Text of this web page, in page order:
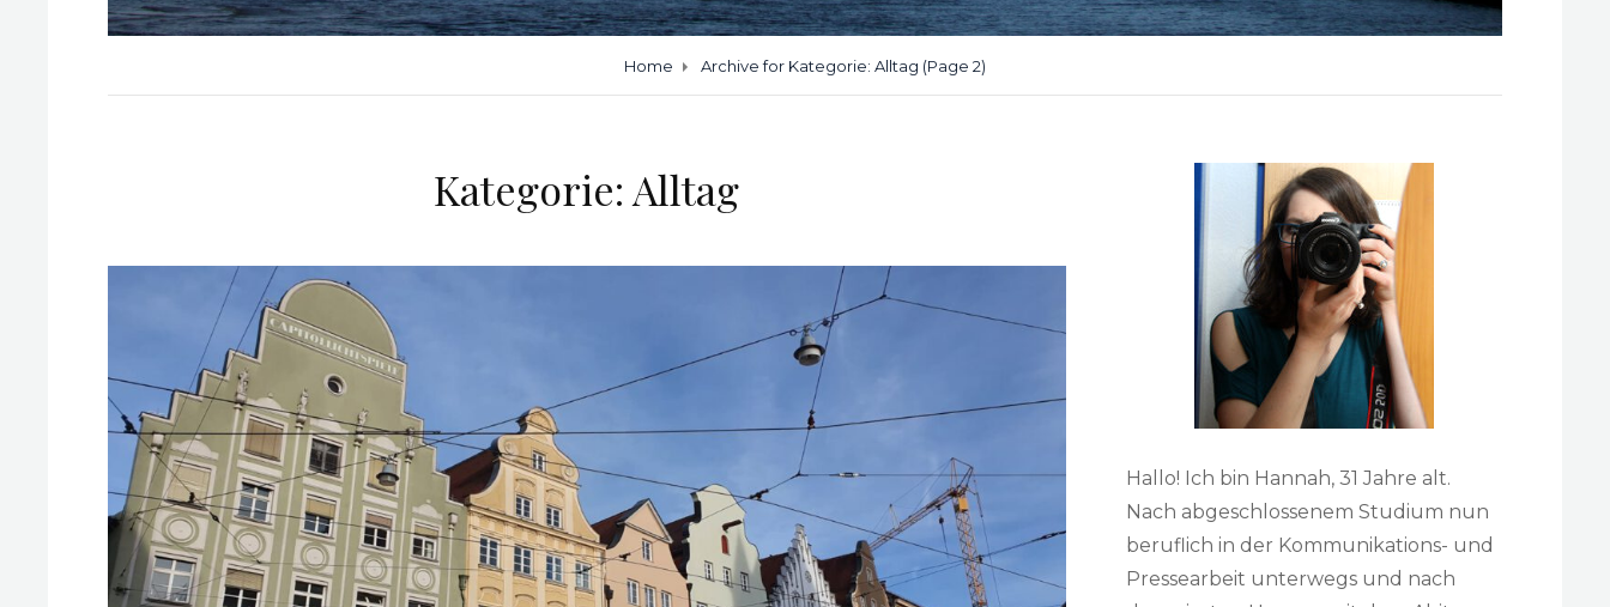
Home Archive for Kategorie: Alltag (Page 2)
Kategorie:Alltag
Hallo! Ich bin Hannah, 31 Jahre alt.
Nach abgeschlossenem Studium nun
beruflich in der Kommunikations- und
Pressearbeit unterwegs und nach